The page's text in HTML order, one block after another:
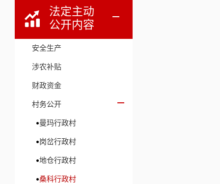
法定主动
公开内容
安全生产
涉农补贴
财政资金
村务公开
曼玛行政村
岗岔行政村
地仓行政村
桑科行政村